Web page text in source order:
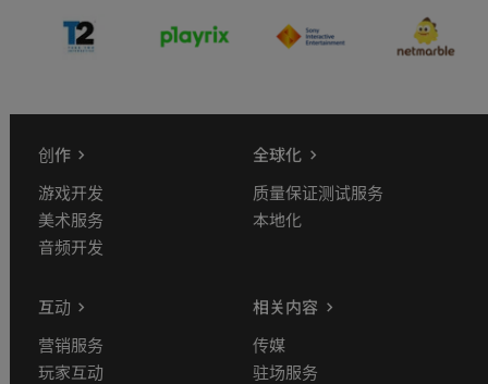
创作
游戏开发
美术服务
音频开发
全球化
质量保证测试服务
本地化
互动
营销服务
玩家互动
相关内容
传媒
驻场服务